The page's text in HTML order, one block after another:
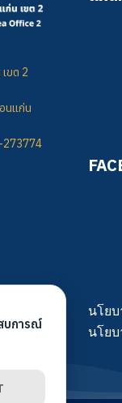
ขต 2
นแก่น
นโย
นโย
บการณ์